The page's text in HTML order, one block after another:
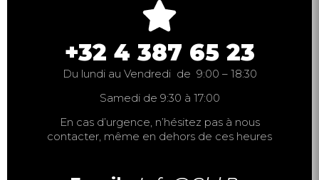
+32 4 387 65 23
Du lundi au Vendredi de 9:00 – 18:30
Samedi de 9:30 à 17:00
En cas d’urgence, n’hésitez pas à nous
contacter, même en dehors de ces heures